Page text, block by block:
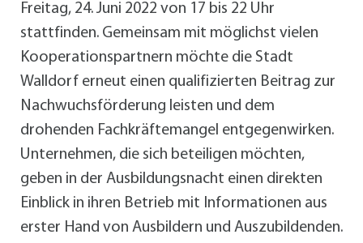
Freitag, 24. Juni 2022 von 17 bis 22 Uhr
stattfinden. Gemeinsam mit möglichst vielen
Kooperationspartnern möchte die Stadt
Walldorf erneut einen qualifizierten Beitrag zur
Nachwuchsförderung leisten und dem
drohenden Fachkräftemangel entgegenwirken.
Unternehmen, die sich beteiligen möchten,
geben in der Ausbildungsnacht einen direkten
Einblick in ihren Betrieb mit Informationen aus
erster Hand von Ausbildern und Auszubildenden.